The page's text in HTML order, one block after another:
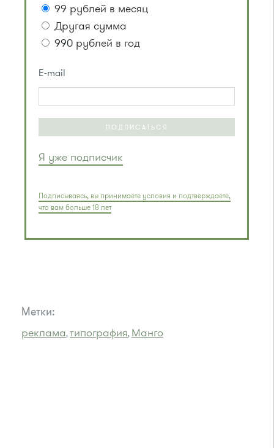
99 рублей в месяц
Другая сумма
990 рублей в год
E-mail
ПОДПИСАТЬСЯ
Я уже подписчик
Подписываясь, вы принимаете условия и подтверждаете,
что вам больше 18 лет
Метки:
реклама,типография, Манго